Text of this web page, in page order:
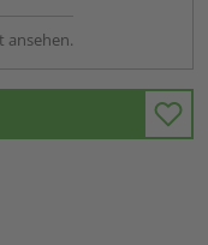
ansehen.